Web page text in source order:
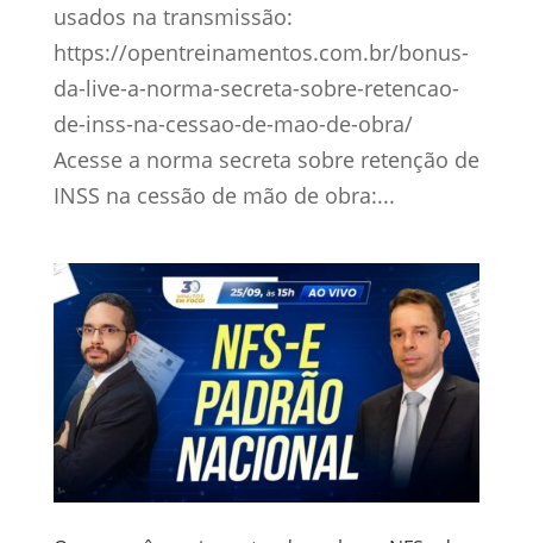
usados na transmissão:
https://opentreinamentos.com.br/bonus-
da-live-a-norma-secreta-sobre-retencao-
de-inss-na-cessao-de-mao-de-obra/
Acesse a norma secreta sobre retenção de
INSS na cessão de mão de obra:...